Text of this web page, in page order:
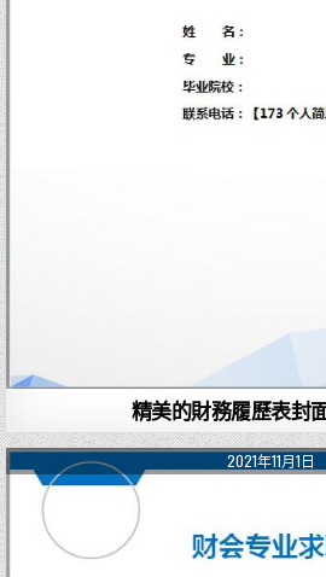
精美的財務履歷表封
2021年11月1日